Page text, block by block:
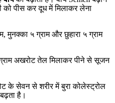
को पीस कर दूध में मिलाकर लेना
मुनक्का ५ ग्राम और छुहारा ५ ग्राम
अखरोट तेल मिलाकर पीने से सूजन
के सेवन से शरीर में बुरा कोलेस्ट्रोल
है।